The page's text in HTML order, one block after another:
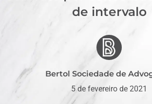
de intervalo
Bertol Sociedade de
5 de fevereiro de 2021